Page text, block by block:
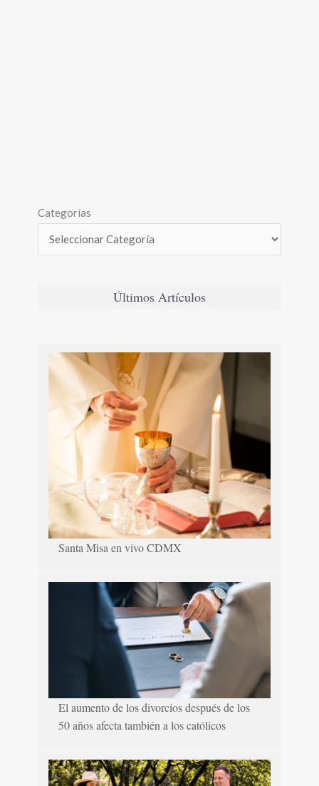
Categorías
Últimos Artículos
Santa Misa en vivo CDMX
El aumento de los divorcios después de los
50 años afecta también a los católicos